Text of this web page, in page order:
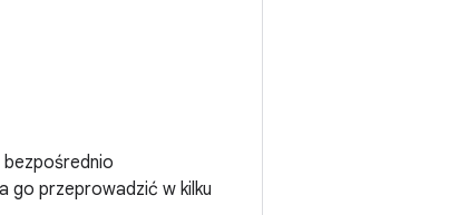
bezpośrednio
go przeprowadzić w kilku